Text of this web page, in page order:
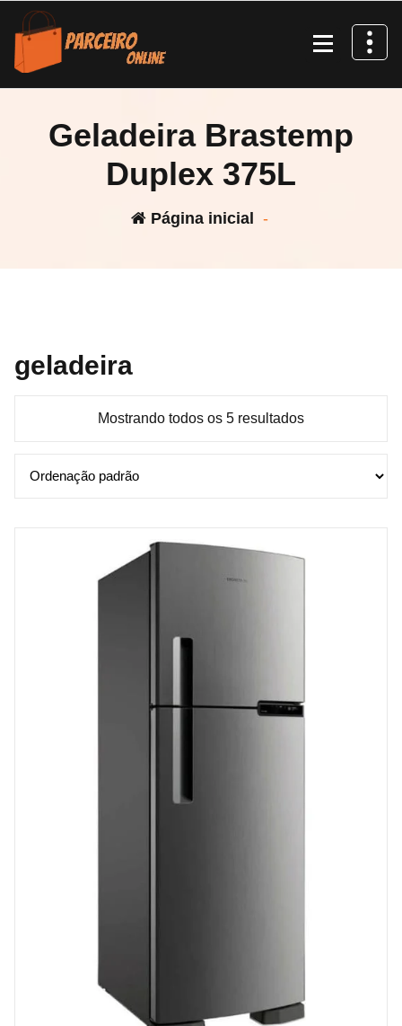
Pular
para
conteúdo
Geladeira Brastemp
Duplex 375L
Página inicial -
geladeira
Mostrando todos os 5 resultados